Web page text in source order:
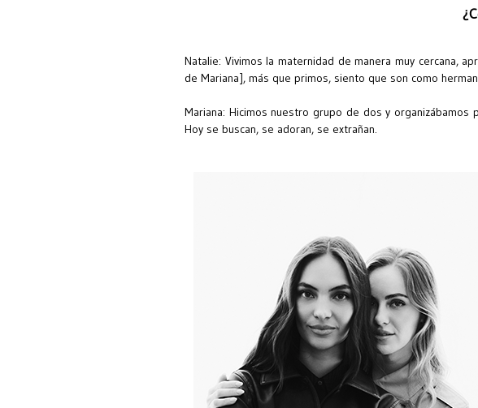
Natalie: Vivimos la maternidad de manera muy cercana,
de Mariana], más que primos, siento que son como
Mariana: Hicimos nuestro grupo de dos y
Hoy se buscan, se adoran, se extrañan.